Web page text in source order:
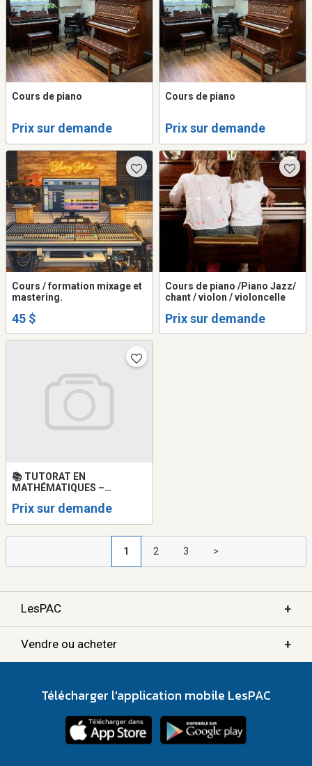
Cours de piano
Prix sur demande
Cours de piano
Prix sur demande
Cours / formation mixage et
mastering.
45 $
Cours de piano /Piano Jazz/
chant / violon / violoncelle
Prix sur demande
📚 TUTORAT EN
MATHÉMATIQUES –
EXAMENS FINAUX
Prix sur demande
1 2 3 >
LesPAC +
Vendre ou acheter +
Télécharger l'application mobile LesPAC